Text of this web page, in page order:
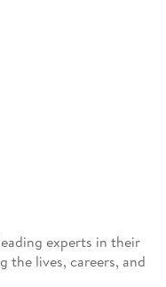
experts in their
the lives, careers, and